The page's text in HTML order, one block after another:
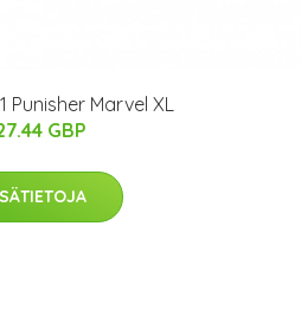
Punisher Marvel XL
GBP